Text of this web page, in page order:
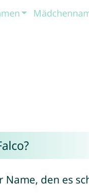
Name, den es